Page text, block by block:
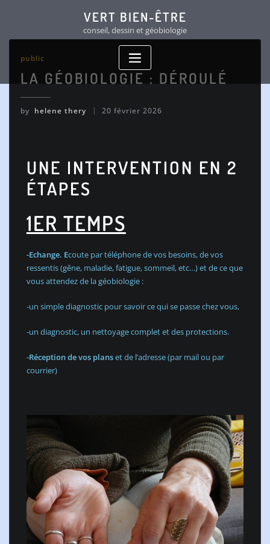
VERT BIEN-ÊTRE
conseil, dessin et géobiologie
public
LA GÉOBIOLOGIE : DÉROULÉ
by helene thery 20 février 2026
UNE INTERVENTION EN 2
ÉTAPES
1ER TEMPS
-Echange. Ecoute par téléphone de vos besoins, de vos
ressentis (gêne, maladie, fatigue, sommeil, etc…) et de ce que
vous attendez de la géobiologie :
-un simple diagnostic pour savoir ce qui se passe chez vous,
-un diagnostic, un nettoyage complet et des protections.
-Réception de vos planset de l’adresse (par mail ou par
courrier)